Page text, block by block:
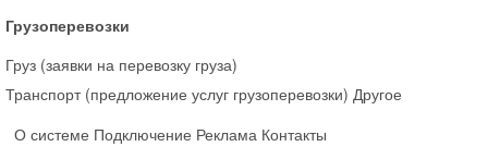
Грузоперевозки
Груз (заявки на перевозку груза)
Транспорт (предложение услуг грузоперевозки) Другое
О системе Подключение Реклама Контакты